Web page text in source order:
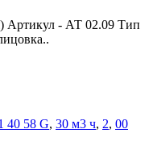
Артикул - АТ 02.09 Тип
40 58 G, 30 м3 ч, 2, 00